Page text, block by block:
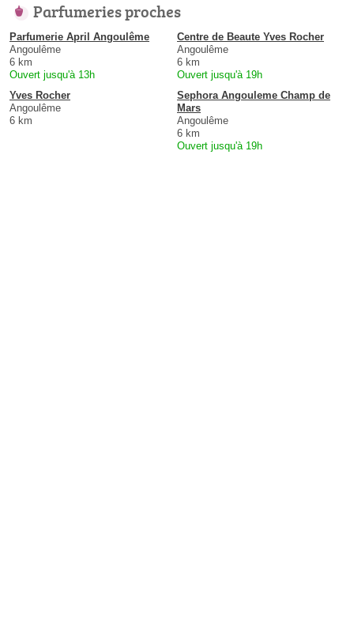
Parfumeries proches
Parfumerie April Angoulême
Angoulême
6 km
Ouvert jusqu'à 13h
Centre de Beaute Yves Rocher
Angoulême
6 km
Ouvert jusqu'à 19h
Yves Rocher
Angoulême
6 km
Sephora Angouleme Champ de
Mars
Angoulême
6 km
Ouvert jusqu'à 19h